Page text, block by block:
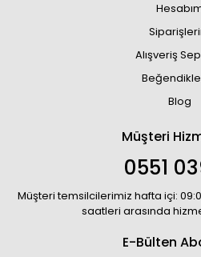
Alışveriş
Blog
Müşteri
0551
Müşteri temsilcilerimiz hafta içi:
saatleri arasında
E-Bülten